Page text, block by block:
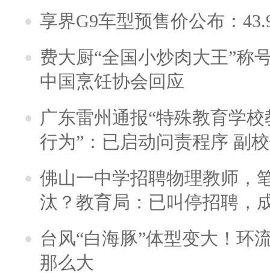
享界G9车型预售价公布：
费大厨“全国小炒肉大王”称
中国烹饪协会回应
广东雷州通报“特殊教育学
行为”：已启动问责程序 副
佛山一中学招聘物理教师，
汰？教育局：已叫停招聘，
台风“白海豚”体型变大！环
那么大